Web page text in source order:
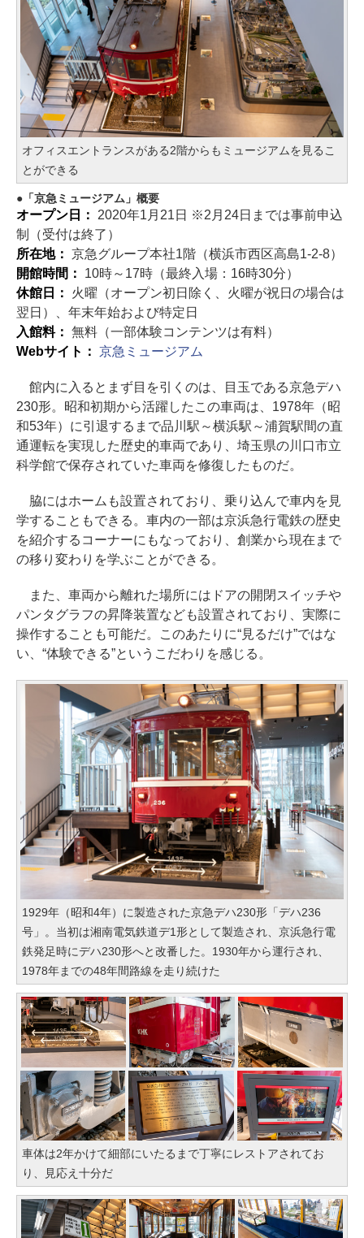
オフィスエントランスがある2階からもミュージアムを見るこ
とができる
「京急ミュージアム」概要
オープン日： 2020年1月21日 ※2月24日までは事前申込
制（受付は終了）
所在地： 京急グループ本社1階（横浜市西区高島1-2-8）
開館時間： 10時～17時（最終入場：16時30分）
休館日： 火曜（オープン初日除く、火曜が祝日の場合は
翌日）、年末年始および特定日
入館料： 無料（一部体験コンテンツは有料）
Webサイト： 京急ミュージアム
館内に入るとまず目を引くのは、目玉である京急デハ
230形。昭和初期から活躍したこの車両は、1978年（昭
和53年）に引退するまで品川駅～横浜駅～浦賀駅間の直
通運転を実現した歴史的車両であり、埼玉県の川口市立
科学館で保存されていた車両を修復したものだ。
脇にはホームも設置されており、乗り込んで車内を見
学することもできる。車内の一部は京浜急行電鉄の歴史
を紹介するコーナーにもなっており、創業から現在まで
の移り変わりを学ぶことができる。
また、車両から離れた場所にはドアの開閉スイッチや
パンタグラフの昇降装置なども設置されており、実際に
操作することも可能だ。このあたりに“見るだけ”ではな
い、“体験できる”というこだわりを感じる。
1929年（昭和4年）に製造された京急デハ230形「デハ236
号」。当初は湘南電気鉄道デ1形として製造され、京浜急行電
鉄発足時にデハ230形へと改番した。1930年から運行され、
1978年までの48年間路線を走り続けた
車体は2年かけて細部にいたるまで丁寧にレストアされてお
り、見応え十分だ